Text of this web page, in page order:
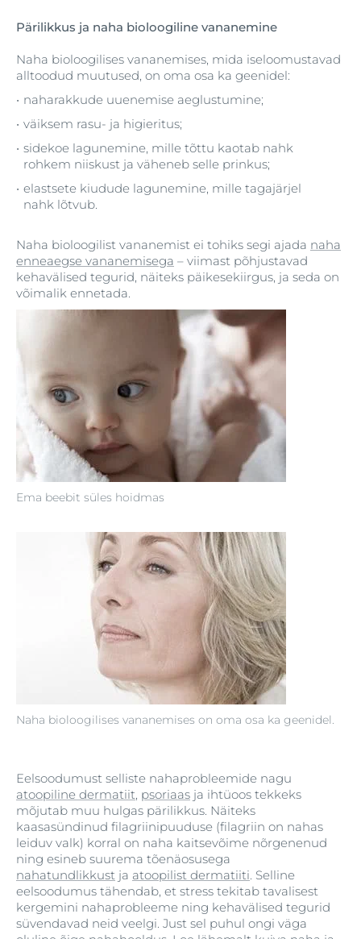
Ema beebit süles hoidmas
Naha bioloogilises vananemises on oma osa ka geenidel.
Pärilikkus ja naha bioloogiline vananemine
Naha bioloogilises vananemises, mida iseloomustavad
alltoodud muutused, on oma osa ka geenidel:
naharakkude uuenemise aeglustumine;
väiksem rasu- ja higieritus;
sidekoe lagunemine, mille tõttu kaotab nahk
rohkem niiskust ja väheneb selle prinkus;
elastsete kiudude lagunemine, mille tagajärjel
nahk lõtvub.
Naha bioloogilist vananemist ei tohiks segi ajada naha
enneaegse vananemisega – viimast põhjustavad
kehavälised tegurid, näiteks päikesekiirgus, ja seda on
võimalik ennetada.
Eelsoodumust selliste nahaprobleemide nagu
atoopiline dermatiit, psoriaas ja ihtüoos tekkeks
mõjutab muu hulgas pärilikkus. Näiteks
kaasasündinud filagriinipuuduse (filagriin on nahas
leiduv valk) korral on naha kaitsevõime nõrgenenud
ning esineb suurema tõenäosusega
nahatundlikkust ja atoopilist dermatiiti. Selline
eelsoodumus tähendab, et stress tekitab tavalisest
kergemini nahaprobleeme ning kehavälised tegurid
süvendavad neid veelgi. Just sel puhul ongi väga